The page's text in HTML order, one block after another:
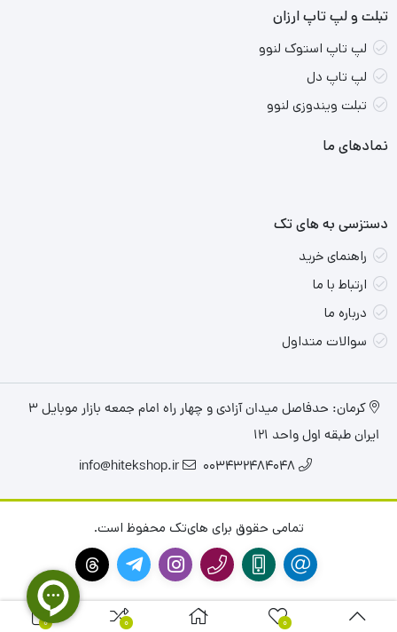
تبلت و لپ تاپ ارزان
لپ تاپ استوک لنوو
لپ تاپ دل
تبلت ویندوزی لنوو
نمادهای ما
دستزسی به های تک
راهنمای خرید
ارتباط با ما
درباره ما
سوالات متداول
کرمان: حدفاصل میدان آزادی و چهار راه امام جمعه بازار موبایل ۳
ایران طبقه اول واحد ۱۲۱
003432484048
info@hitekshop.ir
تمامی حقوق برای های‌تک محفوظ است.
0
0
0